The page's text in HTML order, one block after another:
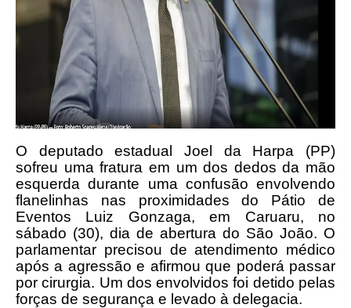
O deputado estadual Joel da Harpa (PP)
sofreu uma fratura em um dos dedos da mão
esquerda durante uma confusão envolvendo
flanelinhas nas proximidades do Pátio de
Eventos Luiz Gonzaga, em Caruaru, no
sábado (30), dia de abertura do São João. O
parlamentar precisou de atendimento médico
após a agressão e afirmou que poderá passar
por cirurgia. Um dos envolvidos foi detido pelas
forças de segurança e levado à delegacia.